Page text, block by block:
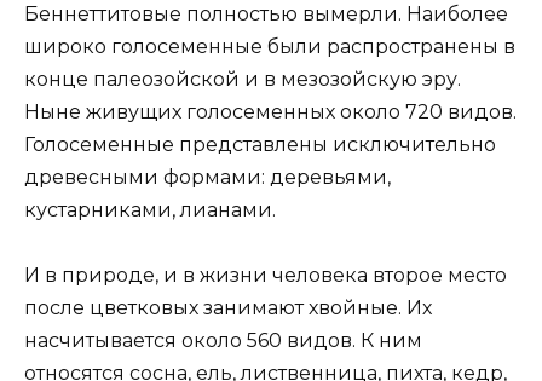
Беннеттитовые полностью вымерли. Наиболее
широко голосеменные были распространены в
конце палеозойской и в мезозойскую эру.
Ныне живущих голосеменных около 720 видов.
Голосеменные представлены исключительно
древесными формами: деревьями,
кустарниками, лианами.
И в природе, и в жизни человека второе место
после цветковых занимают хвойные. Их
насчитывается около 560 видов. К ним
относятся сосна, ель, лиственница, пихта, кедр,